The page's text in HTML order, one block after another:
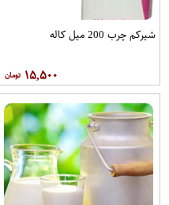
شیرکم چرب 200 میل کاله
۱۵,۵۰۰